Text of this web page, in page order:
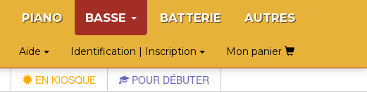
PIANO BASSE BATTERIE AUTRES
Aide Identification | Inscription Mon panier
EN KIOSQUE POUR DÉBUTER